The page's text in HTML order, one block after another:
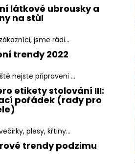
látkové ubrousky a
na stůl
jsme rádi...
trendy 2022
nejste připraveni ...
etikety stolování III:
pořádek (rady pro
plesy, křtiny...
trendy podzimu